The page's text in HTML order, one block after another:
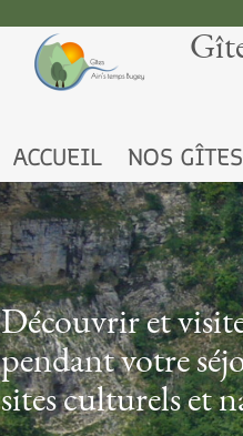
ACCUEIL NOS GÎTES
Découvrir et
pendant votre
sites culturels et